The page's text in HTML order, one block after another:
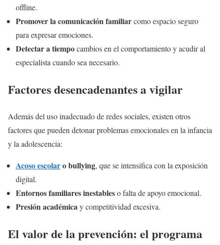
offline.
Promover la comunicación familiarcomo espacio seguro
para expresar emociones.
Detectar a tiempocambios en el comportamiento y acudir al
especialista cuando sea necesario.
Factores desencadenantes a vigilar
Además del uso inadecuado de redes sociales, existen otros
factores que pueden detonar problemas emocionales en la infancia
y la adolescencia:
Acoso escolaro bullying, que se intensifica con la exposición
digital.
Entornos familiares inestableso falta de apoyo emocional.
Presión académicay competitividad excesiva.
El valor de la prevención: el programa